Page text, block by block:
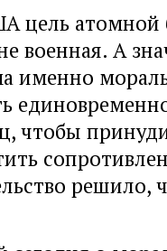
цель
военная. А
именно
чтобы
решило,